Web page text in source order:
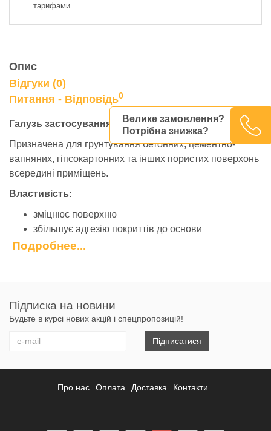
Велике замовлення?
Потрібна знижка?
тарифами
Опис
Відгуки (0)
Питання - Відповідь0
Галузь застосування:
Призначена для грунтування бетонних, цементно-
вапняних, гіпсокартонних та інших пористих поверхонь
всередині приміщень.
Властивість:
зміцнює поверхню
збільшує адгезію покриттів до основи
зупиняє висоли
екологічно безпечна
Застосування:
для грунтування цементних, цементно-вапняних,
всередині будівель
застосовується для зміцнення верхнього шару
Подробнее...
Підписка на новини
Будьте в курсі нових акцій і спецпропозицій!
Підписатися
Про нас Оплата Доставка Контакти